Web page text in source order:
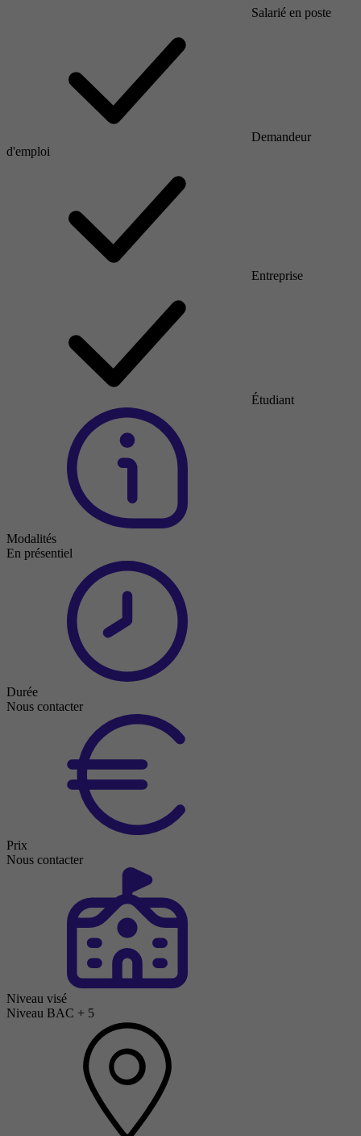
Salarié en poste
Demandeur
d'emploi
Entreprise
Étudiant
Modalités
En présentiel
Durée
Nous contacter
Prix
Nous contacter
Niveau visé
Niveau BAC + 5